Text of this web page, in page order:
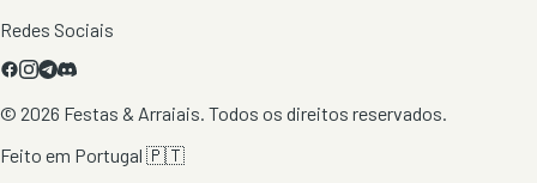
Redes Sociais
© 2026 Festas & Arraiais. Todos os direitos reservados.
Feito em Portugal 🇵🇹